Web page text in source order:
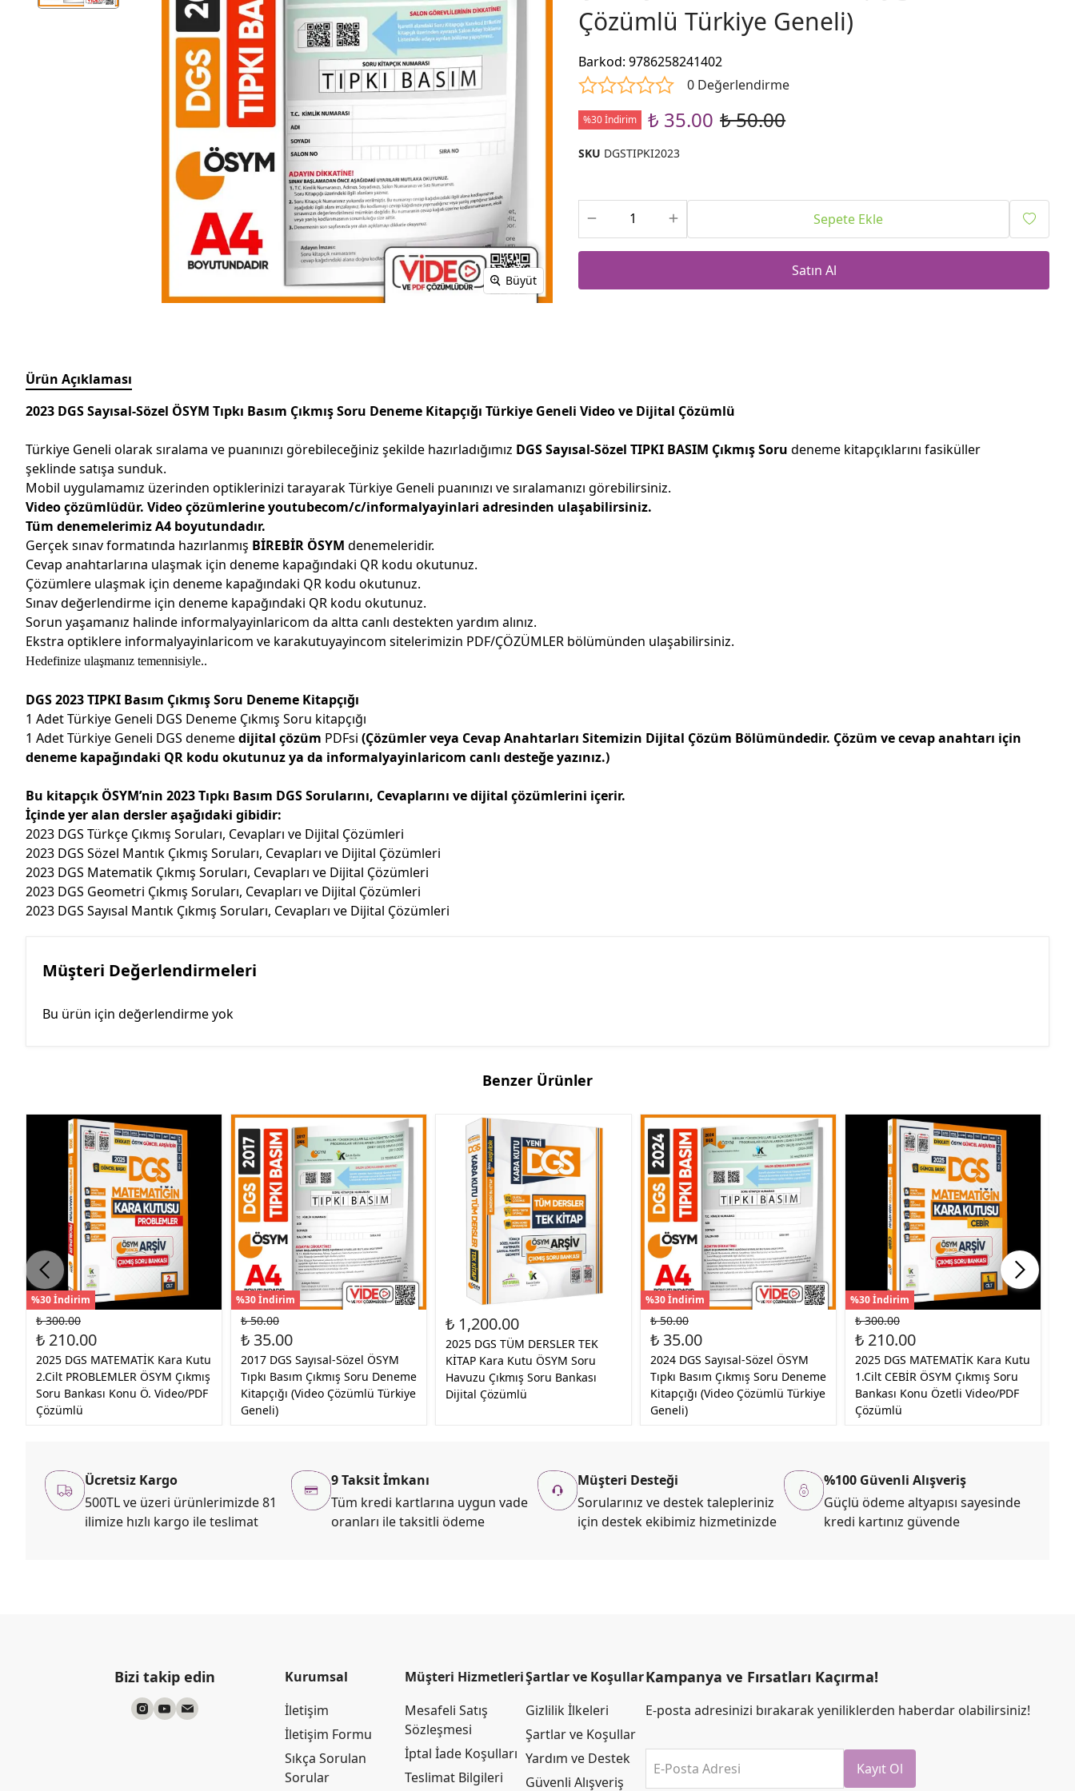
Büyüt
Çözümlü Türkiye Geneli)
Barkod:9786258241402
0 Değerlendirme
%30 İndirim ₺ 35.00 ₺ 50.00
SKU DGSTIPKI2023
Sepete Ekle
Satın Al
Ürün Açıklaması
2023 DGS Sayısal-Sözel ÖSYM Tıpkı Basım Çıkmış Soru Deneme Kitapçığı Türkiye Geneli Video ve Dijital Çözümlü
Türkiye Geneli olarak sıralama ve puanınızı görebileceğiniz şekilde hazırladığımız DGS Sayısal-Sözel TIPKI BASIM Çıkmış Soru deneme kitapçıklarını fasiküller
şeklinde satışa sunduk.
Mobil uygulamamız üzerinden optiklerinizi tarayarak Türkiye Geneli puanınızı ve sıralamanızı görebilirsiniz.
Video çözümlüdür. Video çözümlerine youtubecom/c/informalyayinlari adresinden ulaşabilirsiniz.
Tüm denemelerimiz A4 boyutundadır.
Gerçek sınav formatında hazırlanmış BİREBİR ÖSYM denemeleridir.
Cevap anahtarlarına ulaşmak için deneme kapağındaki QR kodu okutunuz.
Çözümlere ulaşmak için deneme kapağındaki QR kodu okutunuz.
Sınav değerlendirme için deneme kapağındaki QR kodu okutunuz.
Sorun yaşamanız halinde informalyayinlaricom da altta canlı destekten yardım alınız.
Ekstra optiklere informalyayinlaricom ve karakutuyayincom sitelerimizin PDF/ÇÖZÜMLER bölümünden ulaşabilirsiniz.
Hedefinize ulaşmanız temennisiyle..
DGS 2023 TIPKI Basım Çıkmış Soru Deneme Kitapçığı
1 Adet Türkiye Geneli DGS Deneme Çıkmış Soru kitapçığı
1 Adet Türkiye Geneli DGS denemedijital çözüm PDFsi (Çözümler veya Cevap Anahtarları Sitemizin Dijital Çözüm Bölümündedir. Çözüm ve cevap anahtarı için
deneme kapağındaki QR kodu okutunuz ya da informalyayinlaricom canlı desteğe yazınız.)
Bu kitapçık ÖSYM’nin 2023 Tıpkı Basım DGS Sorularını, Cevaplarını ve dijital çözümlerini içerir.
İçinde yer alan dersler aşağıdaki gibidir:
2023 DGS Türkçe Çıkmış Soruları, Cevapları ve Dijital Çözümleri
2023 DGS Sözel Mantık Çıkmış Soruları, Cevapları ve Dijital Çözümleri
2023 DGS Matematik Çıkmış Soruları, Cevapları ve Dijital Çözümleri
2023 DGS Geometri Çıkmış Soruları, Cevapları ve Dijital Çözümleri
2023 DGS Sayısal Mantık Çıkmış Soruları, Cevapları ve Dijital Çözümleri
Müşteri Değerlendirmeleri
Bu ürün için değerlendirme yok
Benzer Ürünler
%30 İndirim
₺ 300.00
₺ 210.00
2025 DGS MATEMATİK Kara Kutu
2.Cilt PROBLEMLER ÖSYM Çıkmış
Soru Bankası Konu Ö. Video/PDF
Çözümlü
%30 İndirim
₺ 50.00
₺ 35.00
2017 DGS Sayısal-Sözel ÖSYM
Tıpkı Basım Çıkmış Soru Deneme
Kitapçığı (Video Çözümlü Türkiye
Geneli)
₺ 1,200.00
2025 DGS TÜM DERSLER TEK
KİTAP Kara Kutu ÖSYM Soru
Havuzu Çıkmış Soru Bankası
Dijital Çözümlü
%30 İndirim
₺ 50.00
₺ 35.00
2024 DGS Sayısal-Sözel ÖSYM
Tıpkı Basım Çıkmış Soru Deneme
Kitapçığı (Video Çözümlü Türkiye
Geneli)
%30 İndirim
₺ 300.00
₺ 210.00
2025 DGS MATEMATİK Kara Kutu
1.Cilt CEBİR ÖSYM Çıkmış Soru
Bankası Konu Özetli Video/PDF
Çözümlü
Ücretsiz Kargo
500TL ve üzeri ürünlerimizde 81
ilimize hızlı kargo ile teslimat
9 Taksit İmkanı
Tüm kredi kartlarına uygun vade
oranları ile taksitli ödeme
Müşteri Desteği
Sorularınız ve destek talepleriniz
için destek ekibimiz hizmetinizde
%100 Güvenli Alışveriş
Güçlü ödeme altyapısı sayesinde
kredi kartınız güvende
Bizi takip edin
Kurumsal
İletişim
İletişim Formu
Sıkça Sorulan
Sorular
Müşteri Hizmetleri
Mesafeli Satış
Sözleşmesi
İptal İade Koşulları
Teslimat Bilgileri
Şartlar ve Koşullar
Gizlilik İlkeleri
Şartlar ve Koşullar
Yardım ve Destek
Güvenli Alışveriş
Kampanya ve Fırsatları Kaçırma!
E-posta adresinizi bırakarak yeniliklerden haberdar olabilirsiniz!
E-Posta Adresi Kayıt Ol